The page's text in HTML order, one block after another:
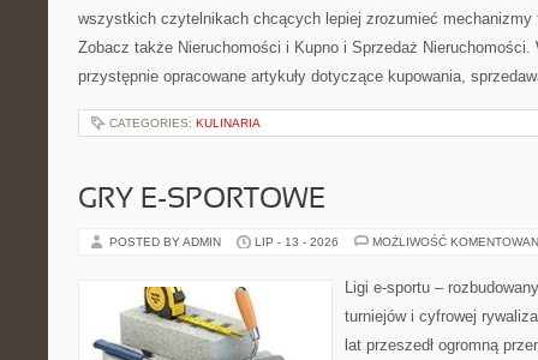
wszystkich czytelnikach chcących lepiej zrozumieć mechanizmy
Zobacz także Nieruchomości i Kupno i Sprzedaż
przystępnie opracowane artykuły dotyczące kupowania,
CATEGORIES: KULINARIA
GRY E-SPORTOWE
POSTED BY ADMIN LIP - 13 - 2026 MOŻLIWOŚĆ
Ligi e-sportu –
turniejów i cyfrowej
lat przeszedł ogromną